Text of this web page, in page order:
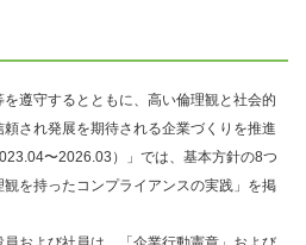
遵守するとともに、高い倫理観と社会的
され発展を期待される企業づくりを推進
〜2026.03）」では、基本方針の8つ
を持ったコンプライアンスの実践」を掲